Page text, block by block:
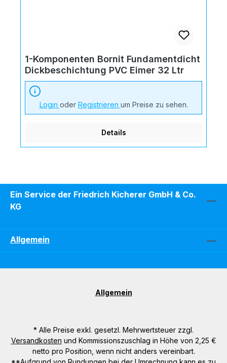
1-Komponenten Bornit Fundamentdicht
Dickbeschichtung PVC Eimer 32 Ltr
Login oder Registrieren um Preise zu sehen.
Details
Ein Service der Friedrich Kicherer GmbH & Co.
KG
Allgemein
Allgemein
* Alle Preise exkl. gesetzl. Mehrwertsteuer zzgl.
Versandkosten und Kommissionszuschlag in Höhe von 2,25 €
netto pro Position, wenn nicht anders vereinbart.